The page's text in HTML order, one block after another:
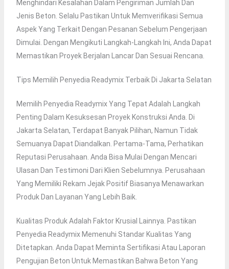
Menghindari Kesalahan Dalam Pengiriman Jumlah Dan
Jenis Beton. Selalu Pastikan Untuk Memverifikasi Semua
Aspek Yang Terkait Dengan Pesanan Sebelum Pengerjaan
Dimulai. Dengan Mengikuti Langkah-Langkah Ini, Anda Dapat
Memastikan Proyek Berjalan Lancar Dan Sesuai Rencana.
Tips Memilih Penyedia Readymix Terbaik Di Jakarta Selatan
Memilih Penyedia Readymix Yang Tepat Adalah Langkah
Penting Dalam Kesuksesan Proyek Konstruksi Anda. Di
Jakarta Selatan, Terdapat Banyak Pilihan, Namun Tidak
Semuanya Dapat Diandalkan. Pertama-Tama, Perhatikan
Reputasi Perusahaan. Anda Bisa Mulai Dengan Mencari
Ulasan Dan Testimoni Dari Klien Sebelumnya. Perusahaan
Yang Memiliki Rekam Jejak Positif Biasanya Menawarkan
Produk Dan Layanan Yang Lebih Baik.
Kualitas Produk Adalah Faktor Krusial Lainnya. Pastikan
Penyedia Readymix Memenuhi Standar Kualitas Yang
Ditetapkan. Anda Dapat Meminta Sertifikasi Atau Laporan
Pengujian Beton Untuk Memastikan Bahwa Beton Yang